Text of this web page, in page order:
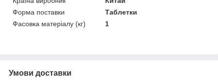
Форма поставки
Таблетки
Фасовка матеріалу (кг)
1
Умови доставки